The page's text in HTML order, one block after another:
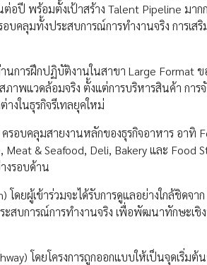
อปี พร้อมตั้งเป้าสร้าง Talent Pipeline มา
บคลุมทั้งประสบการณ์การทำงานจริง การเส
นการฝึกปฏิบัติงานในสาขา Large Format ข
ภาพแวดล้อมจริง ตั้งแต่การบริหารสินค้า การ
งในธุรกิจรีเทลยุคใหม่
อบคลุมสายงานหลักของธุรกิจอาหาร อาทิ
& Seafood, Deli, Bakery และ Food
งรอบด้าน
ยผู้เข้าร่วมจะได้รับการดูแลอย่างใกล้ชิดจา
ะสบการณ์การทำงานจริง เพื่อพัฒนาทักษะ
โดยโครงการถูกออกแบบให้เป็นจุดเริ่ม